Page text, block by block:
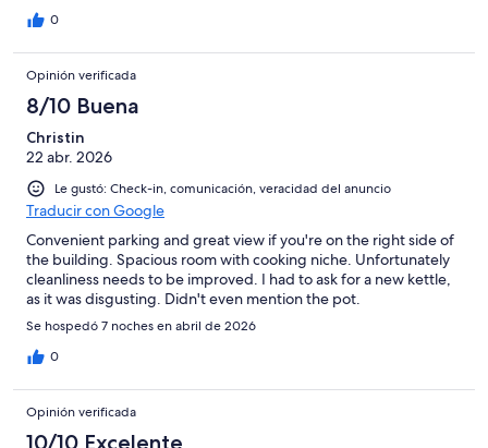
0
Opinión verificada
8/10 Buena
Christin
22 abr. 2026
Le gustó: Check-in, comunicación, veracidad del anuncio
Traducir con Google
Convenient parking and great view if you're on the right side of
the building. Spacious room with cooking niche. Unfortunately
cleanliness needs to be improved. I had to ask for a new kettle,
as it was disgusting. Didn't even mention the pot.
Se hospedó 7 noches en abril de 2026
0
Opinión verificada